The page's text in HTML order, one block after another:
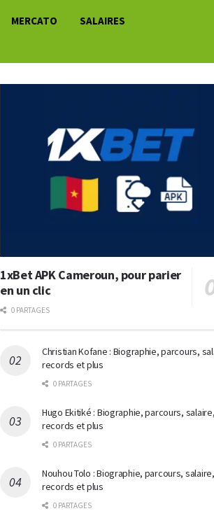
MERCATO
SALAIRES
1xBet APK Cameroun, pour parier
en un clic
0 PARTAGES
Christian Kofane : Biographie, parcours,
records et plus
0 PARTAGES
Hugo Ekitiké : Biographie, parcours, salaire,
records et plus
0 PARTAGES
Nouhou Tolo : Biographie, parcours, salaire,
records et plus
0 PARTAGES